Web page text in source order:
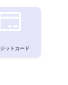
ットカード